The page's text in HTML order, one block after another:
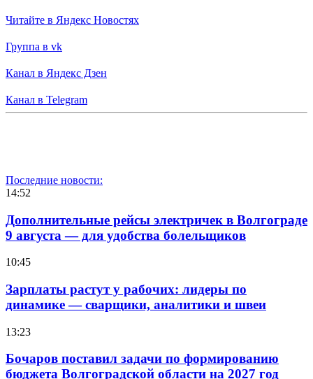
Читайте в Яндекс Новостях
Группа в vk
Канал в Яндекс Дзен
Канал в Telegram
Последние новости:
14:52
Дополнительные рейсы электричек в Волгограде
9 августа — для удобства болельщиков
10:45
Зарплаты растут у рабочих: лидеры по
динамике — сварщики, аналитики и швеи
13:23
Бочаров поставил задачи по формированию
бюджета Волгоградской области на 2027 год